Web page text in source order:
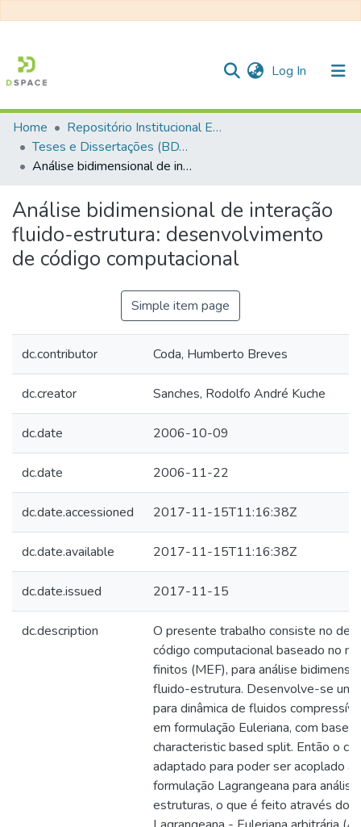
Log In (current)
Communities & Collections
All of DSpace
Statistics
Home
Repositório Institucional EESC
Teses e Dissertações (BDTD USP)
Análise bidimensional de interação fluido-estrutura: desenvolvimento de código computacional
Análise bidimensional de interação
fluido-estrutura: desenvolvimento
de código computacional
Simple item page
dc.contributor Coda, Humberto Breves
dc.creator Sanches, Rodolfo André Kuche
dc.date 2006-10-09
dc.date 2006-11-22
dc.date.accessioned 2017-11-15T11:16:38Z
dc.date.available 2017-11-15T11:16:38Z
dc.date.issued 2017-11-15
dc.description
O presente trabalho consiste no
código computacional baseado no
finitos (MEF), para análise
fluido-estrutura. Desenvolve-se um
para dinâmica de fluidos
em formulação Euleriana, com base
characteristic based split. Então o
adaptado para poder ser acoplado a
formulação Lagrangeana para
estruturas, o que é feito através do